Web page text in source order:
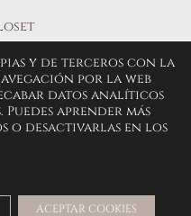
y de terceros con la
por la web
datos analíticos
aprender más
o desactivarlas en los
ACEPTAR COOKIES